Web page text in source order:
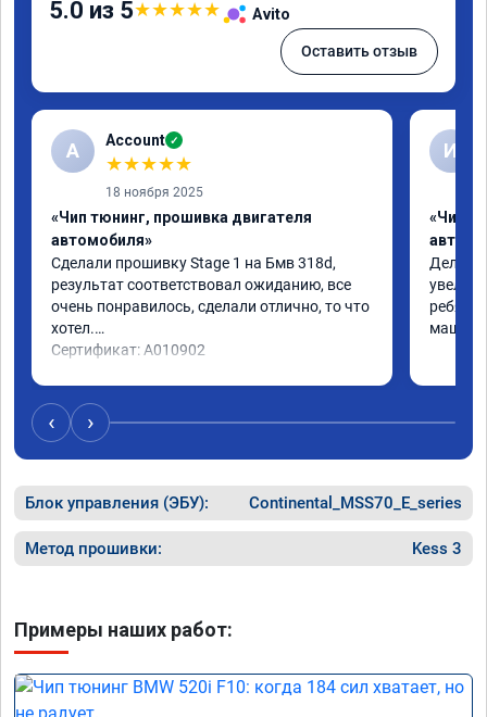
5.0 из 5★★★★★ Avito
Оставить отзыв
A Account ✓
★★★★★
18 ноября 2025
«Чип тюнинг, прошивка двигателя
автомобиля»
Сделали прошивку Stage 1 на Бмв 318d,
результат соответствовал ожиданию, все
очень понравилось, сделали отлично, то что
хотел.
Сертификат: A010902
И
«Чип
Делали
ребята
машина
‹ ›
Блок управления (ЭБУ): Continental_MSS70_E_series
Метод прошивки: Kess 3
Примеры наших работ: